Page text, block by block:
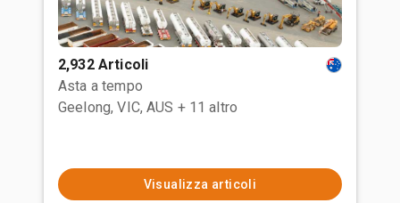
2,932 Articoli
Asta a tempo
Geelong, VIC, AUS + 11 altro
Visualizza articoli